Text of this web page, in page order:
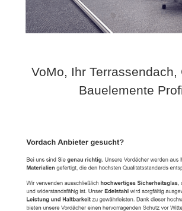
VoMo, Ihr Terrassendach,
Bauelemente